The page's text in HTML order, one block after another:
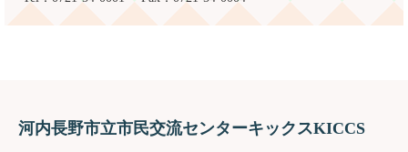
河内長野市立市民交流センターキックスKICCS